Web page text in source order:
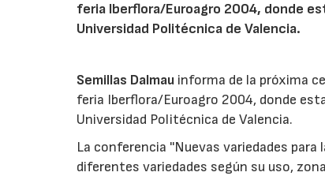
feria Iberflora/Euroagro 2004, donde
Universidad Politécnica de Valencia.
Semillas Dalmau informa de la próxima
feria Iberflora/Euroagro 2004, donde
Universidad Politécnica de Valencia.
La conferencia ''Nuevas variedades
diferentes variedades según su uso,